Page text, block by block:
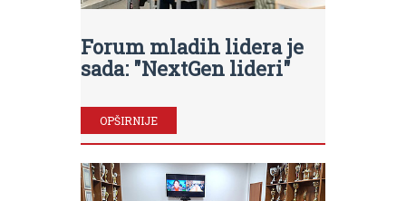
Forum mladih lidera je
sada: "NextGen lideri"
OPŠIRNIJE